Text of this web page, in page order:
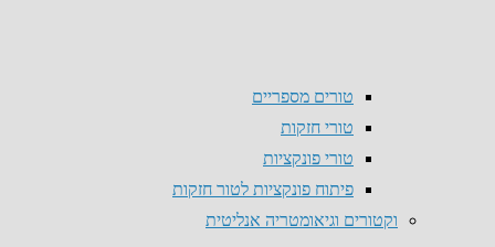
טורים מספריים
טורי חזקות
טורי פונקציות
פיתוח פונקציות לטור חזקות
וקטורים וגיאומטריה אנליטית